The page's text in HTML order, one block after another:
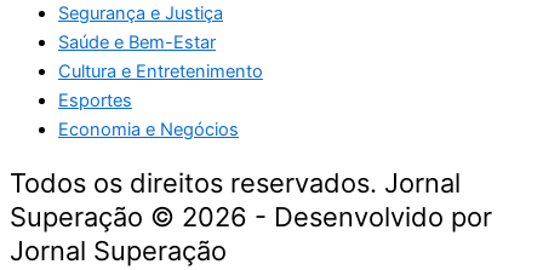
Segurança e Justiça
Saúde e Bem-Estar
Cultura e Entretenimento
Esportes
Economia e Negócios
Todos os direitos reservados. Jornal
Superação © 2026 - Desenvolvido por
Jornal Superação